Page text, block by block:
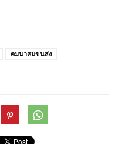
คมนาคมขนส่ง